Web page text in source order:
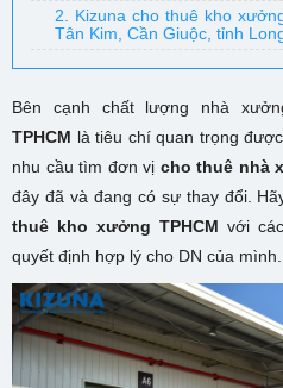
2. Kizuna cho thuê kho
Tân Kim, Cần Giuộc, tỉnh
Bên cạnh chất lượng nhà
TPHCM là tiêu chí quan trọng
nhu cầu tìm đơn vị cho thuê nhà
đây đã và đang có sự thay đổi.
thuê kho xưởng TPHCMvới
quyết định hợp lý cho DN của mình.